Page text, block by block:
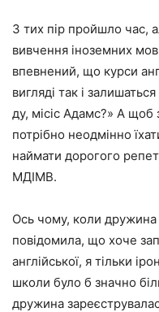
З тих пір пройшло час,
вивчення іноземних мов
впевнений, що курси
вигляді так і
ду, місіс Адамс?» А щоб
потрібно неодмінно
наймати дорогого
МДІМВ.
Ось чому, коли
повідомила, що хоче
англійської, я тільки
школи було б значно
дружина